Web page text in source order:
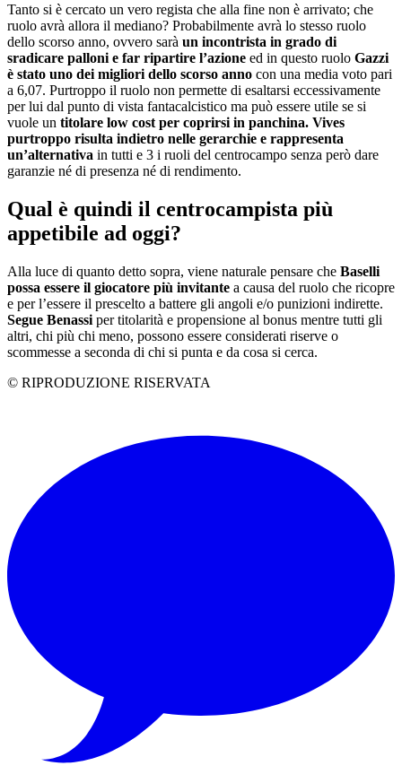
Tanto si è cercato un vero regista che alla fine non è arrivato; che
ruolo avrà allora il mediano? Probabilmente avrà lo stesso ruolo
dello scorso anno, ovvero sarà un incontrista in grado di
sradicare palloni e far ripartire l’azione ed in questo ruolo Gazzi
è stato uno dei migliori dello scorso anno con una media voto pari
a 6,07. Purtroppo il ruolo non permette di esaltarsi eccessivamente
per lui dal punto di vista fantacalcistico ma può essere utile se si
vuole un titolare low cost per coprirsi in panchina. Vives
purtroppo risulta indietro nelle gerarchie e rappresenta
un’alternativa in tutti e 3 i ruoli del centrocampo senza però dare
garanzie né di presenza né di rendimento.
Qual è quindi il centrocampista più
appetibile ad oggi?
Alla luce di quanto detto sopra, viene naturale pensare che Baselli
possa essere il giocatore più invitante a causa del ruolo che ricopre
e per l’essere il prescelto a battere gli angoli e/o punizioni indirette.
Segue Benassi per titolarità e propensione al bonus mentre tutti gli
altri, chi più chi meno, possono essere considerati riserve o
scommesse a seconda di chi si punta e da cosa si cerca.
© RIPRODUZIONE RISERVATA